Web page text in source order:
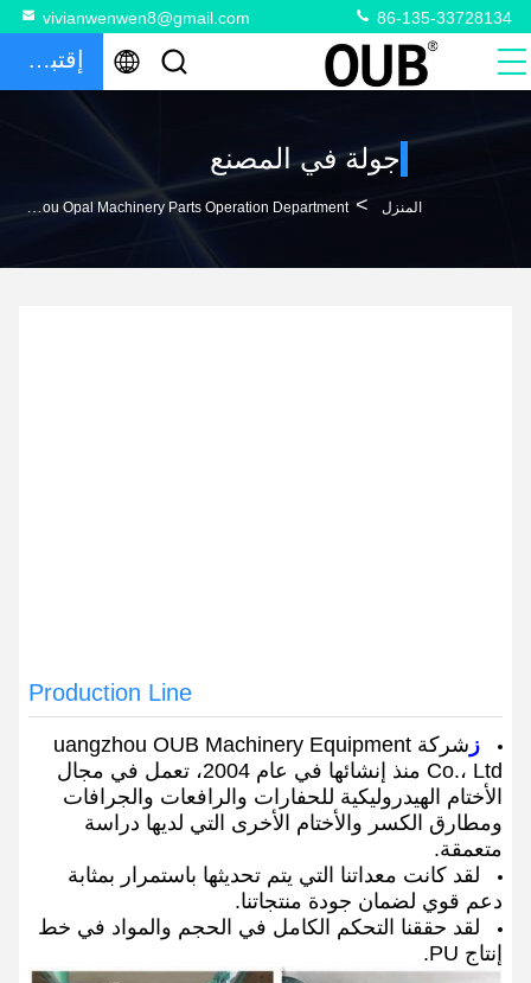
vivianwenwen8@gmail.com 86-135-33728134
إقتباس
جولة في المصنع
المنزل > Guangzhou Opal Machinery Parts Operation Department جولة في المصنع
Production Line
ز
شركة uangzhou OUB Machinery Equipment
Co.، Ltd منذ إنشائها في عام 2004، تعمل في مجال
الأختام الهيدروليكية للحفارات والرافعات والجرافات
ومطارق الكسر والأختام الأخرى التي لديها دراسة
متعمقة.
لقد كانت معداتنا التي يتم تحديثها باستمرار بمثابة
دعم قوي لضمان جودة منتجاتنا.
لقد حققنا التحكم الكامل في الحجم والمواد في خط
إنتاج PU.